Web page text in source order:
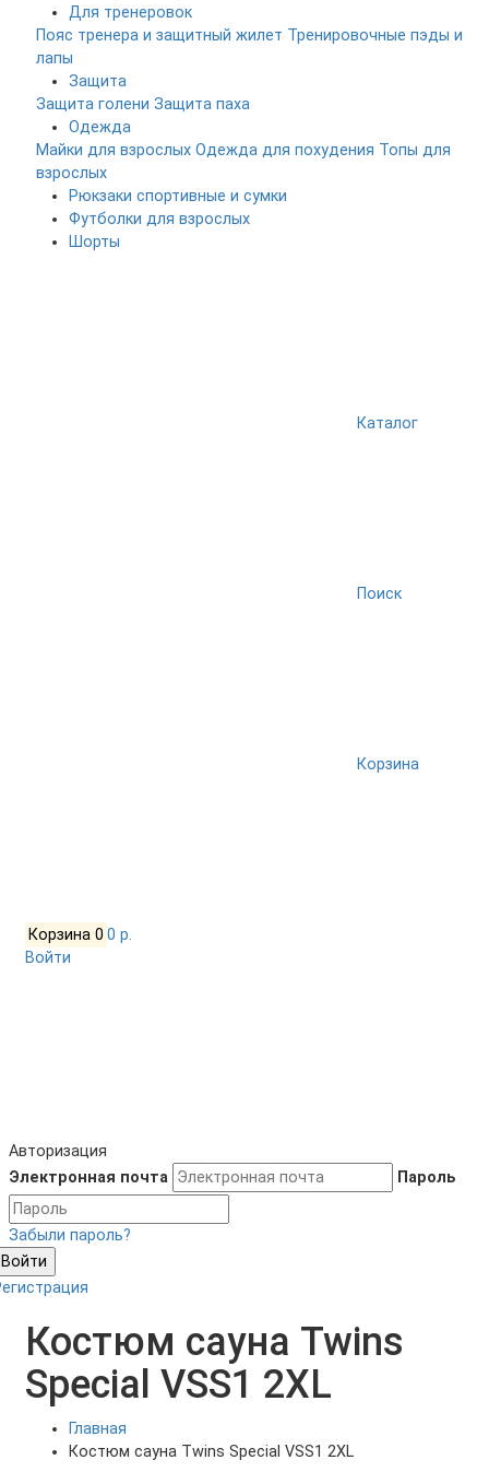
Для тренеровок
Пояс тренера и защитный жилет Тренировочные пэды и
лапы
Защита
Защита голени Защита паха
Одежда
Майки для взрослых Одежда для похудения Топы для
взрослых
Рюкзаки спортивные и сумки
Футболки для взрослых
Шорты
Каталог
Поиск
Корзина
Корзина 0 0 р.
Войти
Авторизация
Электронная почта
Пароль
Забыли пароль?
Войти
Костюм сауна Twins
Special VSS1 2XL
Главная
Костюм сауна Twins Special VSS1 2XL